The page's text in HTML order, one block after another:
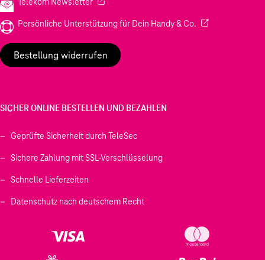
Persönliche Unterstützung für Dein Handy & Co. (Wird in einem
Bestellung widerrufen
SICHER ONLINE BESTELLEN UND BEZAHLEN
Geprüfte Sicherheit durch TeleSec
Sichere Zahlung mit SSL-Verschlüsselung
Schnelle Lieferzeiten
Datenschutz nach deutschem Recht